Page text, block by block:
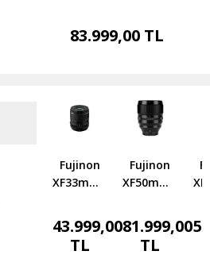
83.999,00 TL
Fujinon
XF33mmF1.4
Objektif
43.999,00
TL
Fujinon
XF50mmF1.0
Objektif
81.999,00
TL